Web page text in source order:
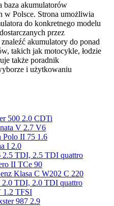
baza akumulatorów
Polsce. Strona umożliwia
do konkretnego modelu
przez
akumulatory do ponad
takich jak motocykle, łodzie
także poradnik
i użytkowaniu
500 2.0 CDTi
V 2.7 V6
Polo II 75 1.6
I 2.0
TDI, 2.5 TDI quattro
II TCe 90
Klasa C W202 C 220
TDI, 2.0 TDI quattro
1.2 TFSI
987 2.9